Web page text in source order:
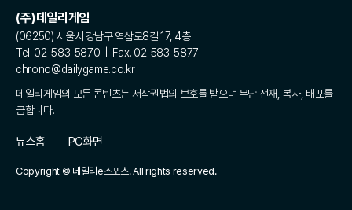
(주)데일리게임
(06250) 서울시 강남구 역삼로8길 17, 4층
Tel. 02-583-5870 | Fax. 02-583-5877
chrono@dailygame.co.kr
데일리게임의 모든 콘텐츠는 저작권법의 보호를 받으며 무단 전재, 복사, 배포를
금합니다.
뉴스홈 PC화면
Copyright © 데일리e스포츠. All rights reserved.